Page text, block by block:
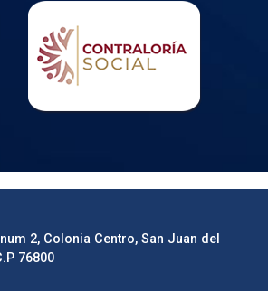
2, Colonia Centro, San Juan del
76800